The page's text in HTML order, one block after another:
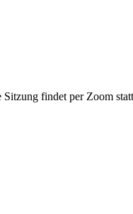
findet per Zoom